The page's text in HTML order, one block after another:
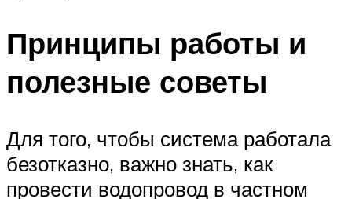
Принципы работы и
полезные советы
Для того, чтобы система работала
безотказно, важно знать, как
провести водопровод в частном